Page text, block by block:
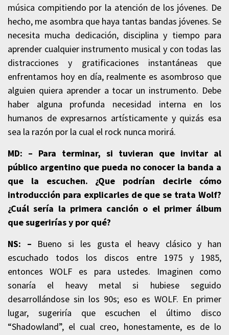
música compitiendo por la atención de los jóvenes. De
hecho, me asombra que haya tantas bandas jóvenes. Se
necesita mucha dedicación, disciplina y tiempo para
aprender cualquier instrumento musical y con todas las
distracciones y gratificaciones instantáneas que
enfrentamos hoy en día, realmente es asombroso que
alguien quiera aprender a tocar un instrumento. Debe
haber alguna profunda necesidad interna en los
humanos de expresarnos artísticamente y quizás esa
sea la razón por la cual el rock nunca morirá.
MD: – Para terminar, si tuvieran que invitar al
público argentino que pueda no conocer la banda a
que la escuchen. ¿Que podrían decirle cómo
introducción para explicarles de que se trata Wolf?
¿Cuál sería la primera canción o el primer álbum
que sugerirías y por qué?
NS: – Bueno si les gusta el heavy clásico y han
escuchado todos los discos entre 1975 y 1985,
entonces WOLF es para ustedes. Imaginen como
sonaría el heavy metal si hubiese seguido
desarrollándose sin los 90s; eso es WOLF. En primer
lugar, sugeriría que escuchen el último disco
“Shadowland”, el cual creo, honestamente, es de lo